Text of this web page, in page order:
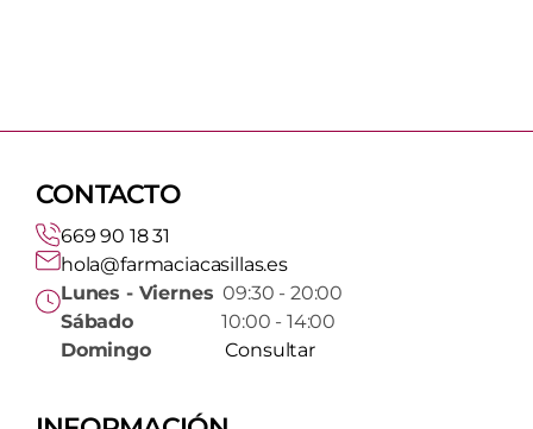
CONTACTO
669 90 18 31
hola@farmaciacasillas.es
Lunes - Viernes 09:30 - 20:00
Sábado10:00 - 14:00
Domingo
Consultar